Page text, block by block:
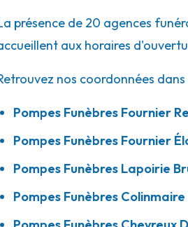
14h-18h
03 29 34 89 60
A votre écoute 24h/24 7j/7
Colinmaire - Golbey
présence de 20 agences
aux horaires
nos coordonnées dans
Pompes Funèbres Fournier
Pompes Funèbres Fournier
Pompes Funèbres Lapoirie
Pompes Funèbres